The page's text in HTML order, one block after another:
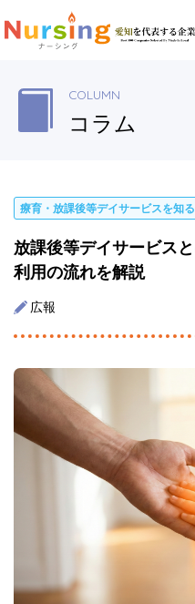
COLUMN
コラム
療育・放課後等デイサービスを知る
広報
放課後等デイサービス
利用の流れを解説